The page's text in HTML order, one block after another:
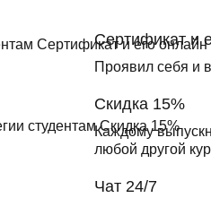
Сертификат и
Проявил себя и
Скидка 15%
Каждому
любой другой
Чат 24/7